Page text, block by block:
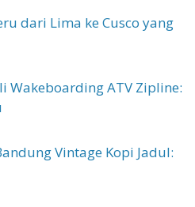
dari Lima ke Cusco yang
Wakeboarding ATV Zipline:
Vintage Kopi Jadul: